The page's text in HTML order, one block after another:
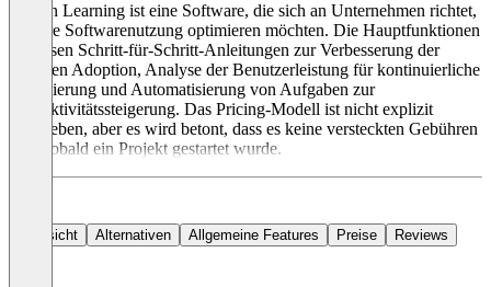
Lemon Learning ist eine Software, die sich an Unternehmen richtet,
die ihre Softwarenutzung optimieren möchten. Die Hauptfunktionen
umfassen Schritt-für-Schritt-Anleitungen zur Verbesserung der
digitalen Adoption, Analyse der Benutzerleistung für kontinuierliche
Optimierung und Automatisierung von Aufgaben zur
Produktivitätssteigerung. Das Pricing-Modell ist nicht explizit
angegeben, aber es wird betont, dass es keine versteckten Gebühren
gibt, sobald ein Projekt gestartet wurde.
Übersicht Alternativen Allgemeine Features Preise Reviews